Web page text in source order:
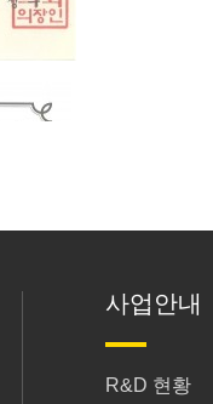
사업안내
R&D 현황